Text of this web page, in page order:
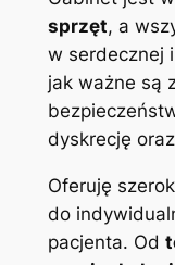
sprzęt, a
w serdecznej
jak ważne są
dyskrecję
Oferuję
do
pacjenta. Od